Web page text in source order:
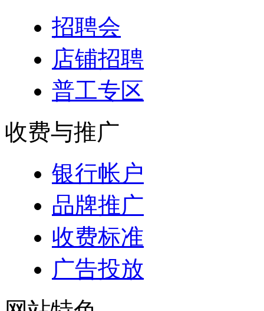
招聘会
店铺招聘
普工专区
收费与推广
银行帐户
品牌推广
收费标准
广告投放